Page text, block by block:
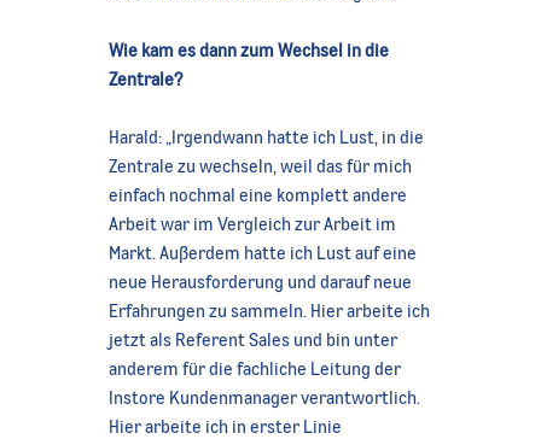
Wie kam es dann zum Wechsel in die
Zentrale?
Harald: „Irgendwann hatte ich Lust, in die
Zentrale zu wechseln, weil das für mich
einfach nochmal eine komplett andere
Arbeit war im Vergleich zur Arbeit im
Markt. Außerdem hatte ich Lust auf eine
neue Herausforderung und darauf neue
Erfahrungen zu sammeln. Hier arbeite ich
jetzt als Referent Sales und bin unter
anderem für die fachliche Leitung der
Instore Kundenmanager verantwortlich.
Hier arbeite ich in erster Linie